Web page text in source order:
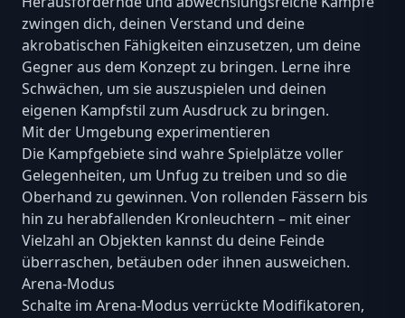
zwingen dich, deinen Verstand und deine
akrobatischen Fähigkeiten einzusetzen, um deine
Gegner aus dem Konzept zu bringen. Lerne ihre
Schwächen, um sie auszuspielen und deinen
eigenen Kampfstil zum Ausdruck zu bringen.
Mit der Umgebung experimentieren
Die Kampfgebiete sind wahre Spielplätze voller
Gelegenheiten, um Unfug zu treiben und so die
Oberhand zu gewinnen. Von rollenden Fässern bis
hin zu herabfallenden Kronleuchtern – mit einer
Vielzahl an Objekten kannst du deine Feinde
überraschen, betäuben oder ihnen ausweichen.
Arena-Modus
Schalte im Arena-Modus verrückte Modifikatoren,